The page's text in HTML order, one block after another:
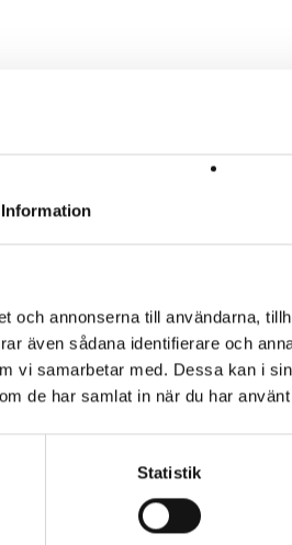
Information
och annonserna till användarna,
även sådana identifierare och
vi samarbetar med. Dessa kan i
de har samlat in när du har
Statistik